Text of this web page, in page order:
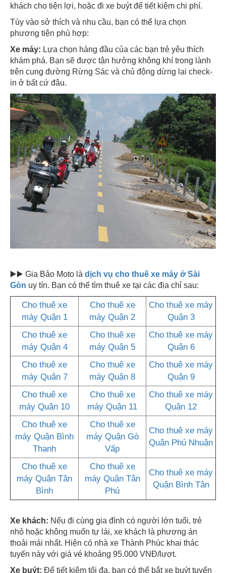
khách cho tiện lợi, hoặc đi xe buýt để tiết kiệm chi phí.
Tùy vào sở thích và nhu cầu, bạn có thể lựa chọn
phương tiện phù hợp:
Xe máy: Lựa chọn hàng đầu của các bạn trẻ yêu thích
khám phá. Bạn sẽ được tận hưởng không khí trong lành
trên cung đường Rừng Sác và chủ động dừng lại check-
in ở bất cứ đâu.
▶️▶️ Gia Bảo Moto là dịch vụ cho thuê xe máy ở Sài
Gòn uy tín. Bạn có thể tìm thuê xe tại các địa chỉ sau:
Cho thuê xe
máy Quận 1
Cho thuê xe
máy Quận 2
Cho thuê xe máy
Quận 3
Cho thuê xe
máy Quận 4
Cho thuê xe
máy Quận 5
Cho thuê xe máy
Quận 6
Cho thuê xe
máy Quận 7
Cho thuê xe
máy Quận 8
Cho thuê xe máy
Quận 9
Cho thuê xe
máy Quận 10
Cho thuê xe
máy Quận 11
Cho thuê xe máy
Quận 12
Cho thuê xe
máy Quận Bình
Thạnh
Cho thuê xe
máy Quận Gò
Vấp
Cho thuê xe máy
Quận Phú Nhuận
Cho thuê xe
máy Quận Tân
Bình
Cho thuê xe
máy Quận Tân
Phú
Cho thuê xe máy
Quận Bình Tân
Xe khách: Nếu đi cùng gia đình có người lớn tuổi, trẻ
nhỏ hoặc không muốn tự lái, xe khách là phương án
thoải mái nhất. Hiện có nhà xe Thành Phúc khai thác
tuyến này với giá vé khoảng 95.000 VNĐ/lượt.
Xe buýt: Để tiết kiệm tối đa, bạn có thể bắt xe buýt tuyến